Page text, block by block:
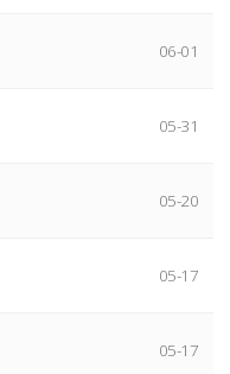
06-01
05-31
05-20
05-17
05-17